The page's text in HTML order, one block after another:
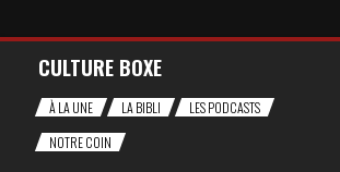
CULTURE BOXE
À LA UNE LA BIBLI
LES PODCASTS
NOTRE COIN